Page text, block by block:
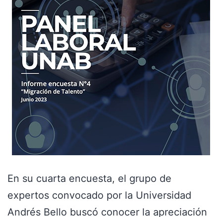
En su cuarta encuesta, el grupo de
expertos convocado por la Universidad
Andrés Bello buscó conocer la apreciación